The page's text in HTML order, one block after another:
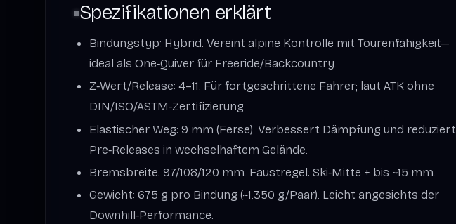
Spezifikationen erklärt
Bindungstyp: Hybrid. Vereint alpine Kontrolle mit Tourenfähigkeit—
ideal als One‑Quiver für Freeride/Backcountry.
Z‑Wert/Release: 4–11. Für fortgeschrittene Fahrer; laut ATK ohne
DIN/ISO/ASTM‑Zertifizierung.
Elastischer Weg: 9 mm (Ferse). Verbessert Dämpfung und reduziert
Pre‑Releases in wechselhaftem Gelände.
Bremsbreite: 97/108/120 mm. Faustregel: Ski‑Mitte + bis ~15 mm.
Gewicht: 675 g pro Bindung (~1.350 g/Paar). Leicht angesichts der
Downhill‑Performance.